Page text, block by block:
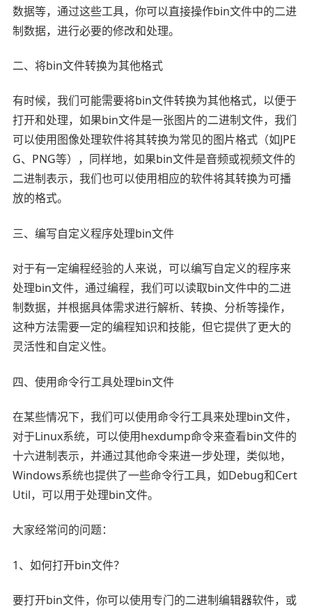
数据等，通过这些工具，你可以直接操作bin文件中的二进
制数据，进行必要的修改和处理。
二、将bin文件转换为其他格式
有时候，我们可能需要将bin文件转换为其他格式，以便于
打开和处理，如果bin文件是一张图片的二进制文件，我们
可以使用图像处理软件将其转换为常见的图片格式（如JPE
G、PNG等），同样地，如果bin文件是音频或视频文件的
二进制表示，我们也可以使用相应的软件将其转换为可播
放的格式。
三、编写自定义程序处理bin文件
对于有一定编程经验的人来说，可以编写自定义的程序来
处理bin文件，通过编程，我们可以读取bin文件中的二进
制数据，并根据具体需求进行解析、转换、分析等操作，
这种方法需要一定的编程知识和技能，但它提供了更大的
灵活性和自定义性。
四、使用命令行工具处理bin文件
在某些情况下，我们可以使用命令行工具来处理bin文件，
对于Linux系统，可以使用hexdump命令来查看bin文件的
十六进制表示，并通过其他命令来进一步处理，类似地，
Windows系统也提供了一些命令行工具，如Debug和Cert
Util，可以用于处理bin文件。
大家经常问的问题：
1、如何打开bin文件？
要打开bin文件，你可以使用专门的二进制编辑器软件，或